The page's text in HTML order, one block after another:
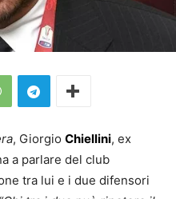
, Giorgio Chiellini, ex
a parlare del club
tra lui e i due difensori